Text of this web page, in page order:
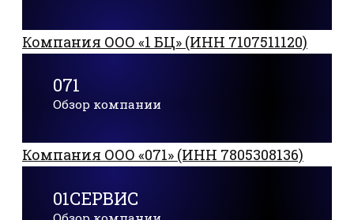
Компания ООО «1 БЦ» (ИНН 7107511120)
071
Обзор компании
Компания ООО «071» (ИНН 7805308136)
01СЕРВИС